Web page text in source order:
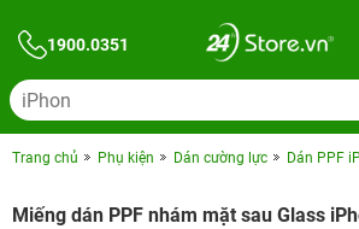
1900.0351
Trang chủ Phụ kiện Dán cường lực Dán PPF
Miếng dán PPF nhám mặt sau Glass